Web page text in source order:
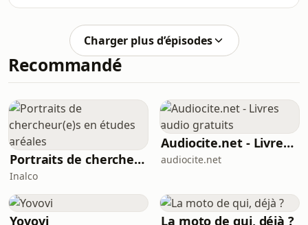
d'affaires, mais en plein
redressement judici
temps, des dizaines de milliers
d'entreprises rentables cherchent un
repreneur en France chaque année,
et certaines disparaissent faute de
Philippine réunit deux repreneurs qui
ont fait le pari inverse : César Augier,
qui a repri
Charger plus d’épisodes
Recommandé
Portraits de chercheur(e)s en études aréales
Inalco
Audiocite.net - Livres audio gratuits
audiocite.net
Yovovi La moto de qui, déjà ?